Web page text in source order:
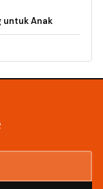
untuk Anak